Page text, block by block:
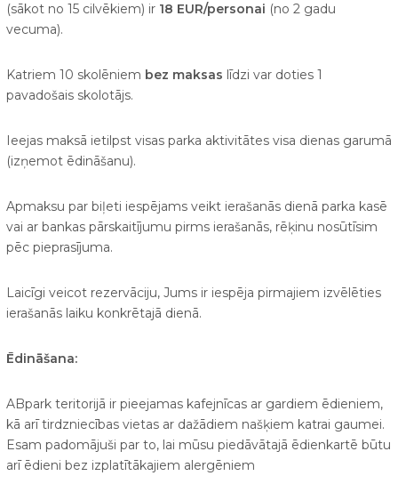
(sākot no 15 cilvēkiem) ir 18 EUR/personai (no 2 gadu
vecuma).
Katriem 10 skolēniem bez maksas līdzi var doties 1
pavadošais skolotājs.
Ieejas maksā ietilpst visas parka aktivitātes visa dienas garumā
(izņemot ēdināšanu).
Apmaksu par biļeti iespējams veikt ierašanās dienā parka kasē
vai ar bankas pārskaitījumu pirms ierašanās, rēķinu nosūtīsim
pēc pieprasījuma.
Laicīgi veicot rezervāciju, Jums ir iespēja pirmajiem izvēlēties
ierašanās laiku konkrētajā dienā.
Ēdināšana:
ABpark teritorijā ir pieejamas kafejnīcas ar gardiem ēdieniem,
kā arī tirdzniecības vietas ar dažādiem našķiem katrai gaumei.
Esam padomājuši par to, lai mūsu piedāvātajā ēdienkartē būtu
arī ēdieni bez izplatītākajiem alergēniem